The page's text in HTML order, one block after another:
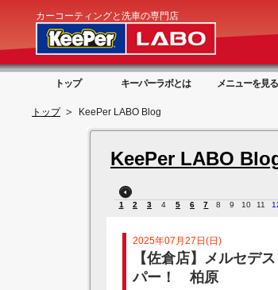
カーコーティングと洗車の専門店
トップ キーパーラボとは メニューを見る
トップ KeePer LABO Blog
KeePer LABO
1 2 3 4 5 6 7 8 9 10 11
2025年07月27日(日)
【佐倉店】メルセデ
パー！ 柏原